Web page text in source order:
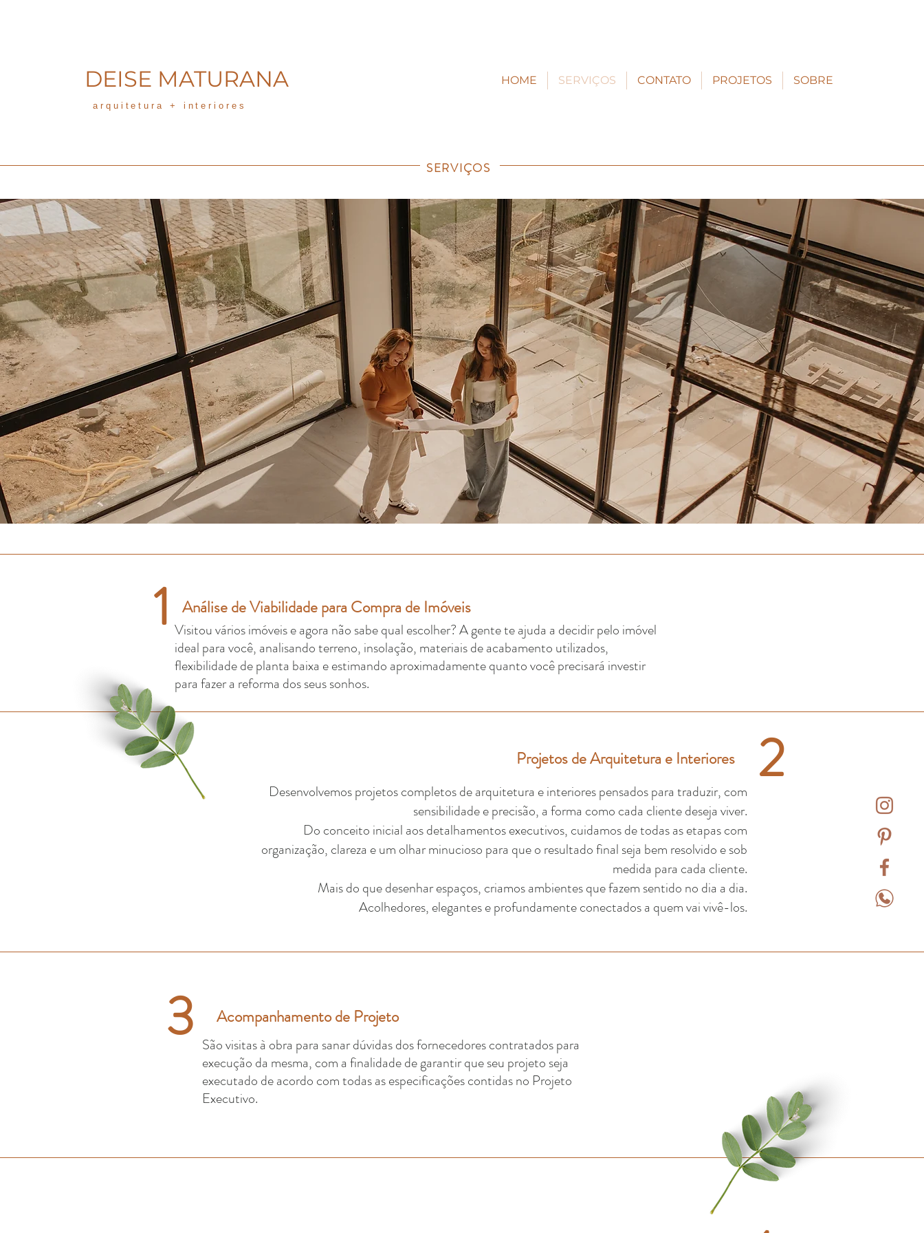
DEISE MATURANA HOME SERVIÇOS CONTATO PROJETOS SOBRE
arquitetura + interiores
SERVIÇOS
Análise de Viabilidade para Compra de Imóveis
1
Projetos de Arquitetura e Interiores 2
Visitou vários imóveis e agora não sabe qual escolher? A gente te ajuda a decidir pelo imóvel
ideal para você, analisando terreno, insolação, materiais de acabamento utilizados,
flexibilidade de planta baixa e estimando aproximadamente quanto você precisará investir
para fazer a reforma dos seus sonhos.
Desenvolvemos projetos completos de arquitetura e interiores pensados para traduzir, com
sensibilidade e precisão, a forma como cada cliente deseja viver.
Do conceito inicial aos detalhamentos executivos, cuidamos de todas as etapas com
organização, clareza e um olhar minucioso para que o resultado final seja bem resolvido e sob
medida para cada cliente.
Mais do que desenhar espaços, criamos ambientes que fazem sentido no dia a dia.
Acolhedores, elegantes e profundamente conectados a quem vai vivê-los.
3 Acompanhamento de Projeto
São visitas à obra para sanar dúvidas dos fornecedores contratados para
execução da mesma, com a finalidade de garantir que seu projeto seja
executado de acordo com todas as especificações contidas no Projeto
Executivo.